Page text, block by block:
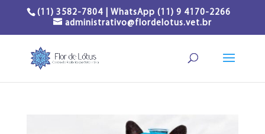
(11) 3582-7804 | WhatsApp (11) 9 4170-2266
administrativo@flordelotus.vet.br